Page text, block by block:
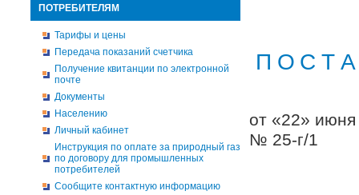
ПОТРЕБИТЕЛЯМ
Тарифы и цены
Передача показаний счетчика
Получение квитанции по электронной
почте
Документы
Населению
Личный кабинет
Инструкция по оплате за природный газ
по договору для промышленных
потребителей
Сообщите контактную информацию
П О С Т
от
№ 25-г/1